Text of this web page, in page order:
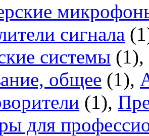
сигнала
системы (1),
общее (1),
(1),
для